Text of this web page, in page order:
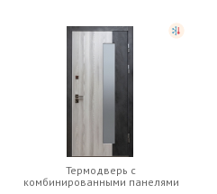
Термодверь с
комбинированными панелями